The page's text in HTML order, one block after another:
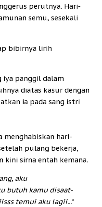
perutnya. Hari-
semu, sesekali
bibirnya lirih
iya panggil dalam
diatas kasur dengan
ia pada sang istri
hari-
pulang bekerja,
kini sirna entah kemana.
aku
butuh kamu disaat-
temui aku lagii..."